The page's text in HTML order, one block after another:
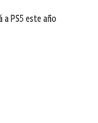
a PS5 este año